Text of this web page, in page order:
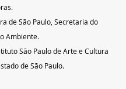
de São Paulo, Secretaria do
Ambiente.
São Paulo de Arte e Cultura
de São Paulo.